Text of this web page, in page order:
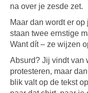
na over je zesde zet.
Maar dan wordt er
staan twee ernstige
Want dít – ze wijzen
Absurd? Jij vindt van
protesteren, maar
blik valt op de tekst